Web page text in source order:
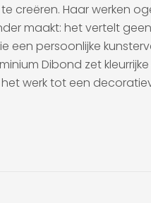
creëren. Haar werken
maakt: het vertelt
een persoonlijke
Dibond zet
werk tot een